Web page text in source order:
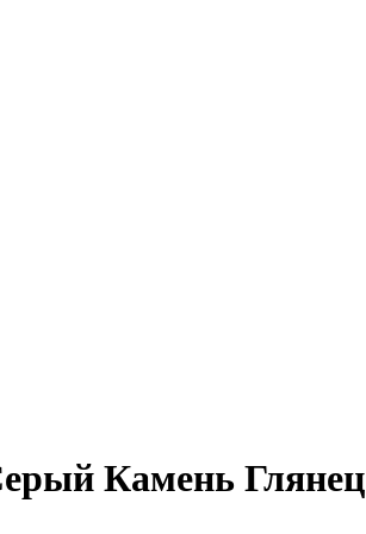
Камень Глянец